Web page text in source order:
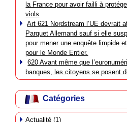
la France pour avoir failli à
viols
Art 621 Nordstream l’UE devrait
Parquet Allemand sauf si elle
pour mener une enquête limpide
pour le Monde Entier.
620 Avant même que
banques, les citoyens se posent
Catégories
Actualité (1)